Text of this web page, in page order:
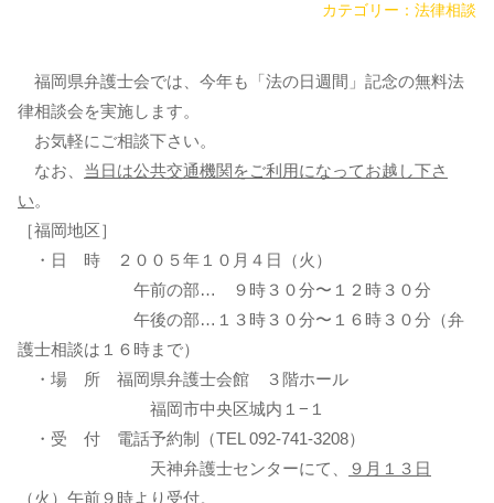
カテゴリー： 法律相談
福岡県弁護士会では、今年も「法の日週間」記念の無料法
律相談会を実施します。
お気軽にご相談下さい。
なお、 当日は公共交通機関をご利用になってお越し下さ
い。
［福岡地区］
・日 時 ２００５年１０月４日（火）
午前の部… ９時３０分〜１２時３０分
午後の部…１３時３０分〜１６時３０分（弁
護士相談は１６時まで）
・場 所 福岡県弁護士会館 ３階ホール
福岡市中央区城内１−１
・受 付 電話予約制（TEL 092-741-3208）
天神弁護士センターにて、
９月１３日
（火）午前９時より受付。